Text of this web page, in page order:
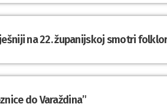
na 22. županijskoj smotri
do Varaždina”